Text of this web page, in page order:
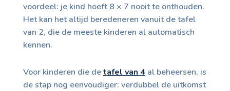
voordeel: je kind hoeft 8 × 7 nooit te onthouden.
Het kan het altijd beredeneren vanuit de tafel
van 2, die de meeste kinderen al automatisch
kennen.
Voor kinderen die detafel van 4al beheersen, is
de stap nog eenvoudiger: verdubbel de uitkomst